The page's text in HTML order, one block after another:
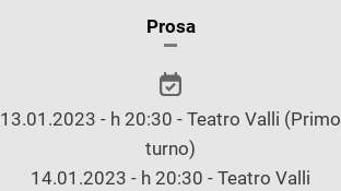
INFORMAZIONIProsa
13.01.2023 - h 20:30 - Teatro Valli (Primo
turno)
14.01.2023 - h 20:30 - Teatro Valli